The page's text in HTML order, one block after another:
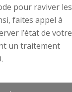
pour raviver les
faites appel à
l’état de votre
un traitement